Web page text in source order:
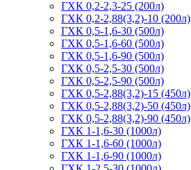
ГХК 0,2-2,3-25 (200л)
ГХК 0,2-2,88(3,2)-10 (200л)
ГХК 0,5-1,6-30 (500л)
ГХК 0,5-1,6-60 (500л)
ГХК 0,5-1,6-90 (500л)
ГХК 0,5-2,5-30 (500л)
ГХК 0,5-2,5-90 (500л)
ГХК 0,5-2,88(3,2)-15 (450л)
ГХК 0,5-2,88(3,2)-50 (450л)
ГХК 0,5-2,88(3,2)-90 (450л)
ГХК 1-1,6-30 (1000л)
ГХК 1-1,6-60 (1000л)
ГХК 1-1,6-90 (1000л)